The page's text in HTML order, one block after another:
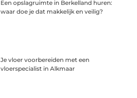
Een opslagruimte in Berkelland huren:
waar doe je dat makkelijk en veilig?
Je vloer voorbereiden met een
vloerspecialist in Alkmaar